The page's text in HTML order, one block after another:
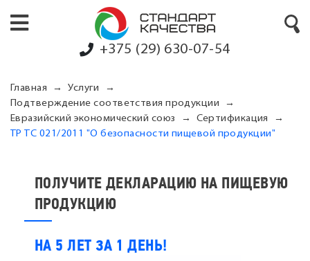
+375 (29) 630-07-54
Главная
Услуги
Подтверждение соответствия продукции
Евразийский экономический союз
Сертификация
ТР ТС 021/2011 "О безопасности пищевой продукции"
ПОЛУЧИТЕ ДЕКЛАРАЦИЮ НА ПИЩЕВУЮ
ПРОДУКЦИЮ
НА 5 ЛЕТ ЗА 1 ДЕНЬ!